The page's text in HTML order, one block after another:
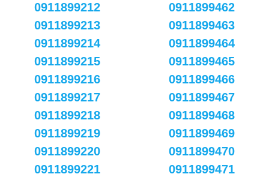
0911899212
0911899213
0911899214
0911899215
0911899216
0911899217
0911899218
0911899219
0911899220
0911899221
0911899462
0911899463
0911899464
0911899465
0911899466
0911899467
0911899468
0911899469
0911899470
0911899471